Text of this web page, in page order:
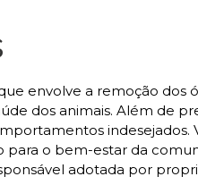
envolve a remoção dos
dos animais. Além de
indesejados.
o bem-estar da
adotada por